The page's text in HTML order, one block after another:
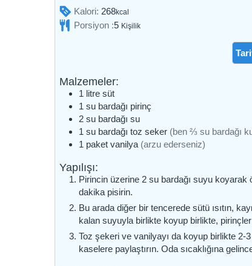
Kalori: 268kcal
Porsiyon :5 Kişilik
Malzemeler:
1 litre süt
1 su bardağı pirinç
2 su bardağı su
1 su bardağı toz seker (ben ⅔ su bardağı
1 paket vanilya (arzu ederseniz)
Yapılışı:
Pirincin üzerine 2 su bardağı suyu koyarak
dakika pisirin.
Bu arada diğer bir tencerede sütü ısıtın,
kalan suyuyla birlikte koyup birlikte,
Toz şekeri ve vanilyayı da koyup birlikte 2-
kaselere paylaştırın. Oda sıcaklığına